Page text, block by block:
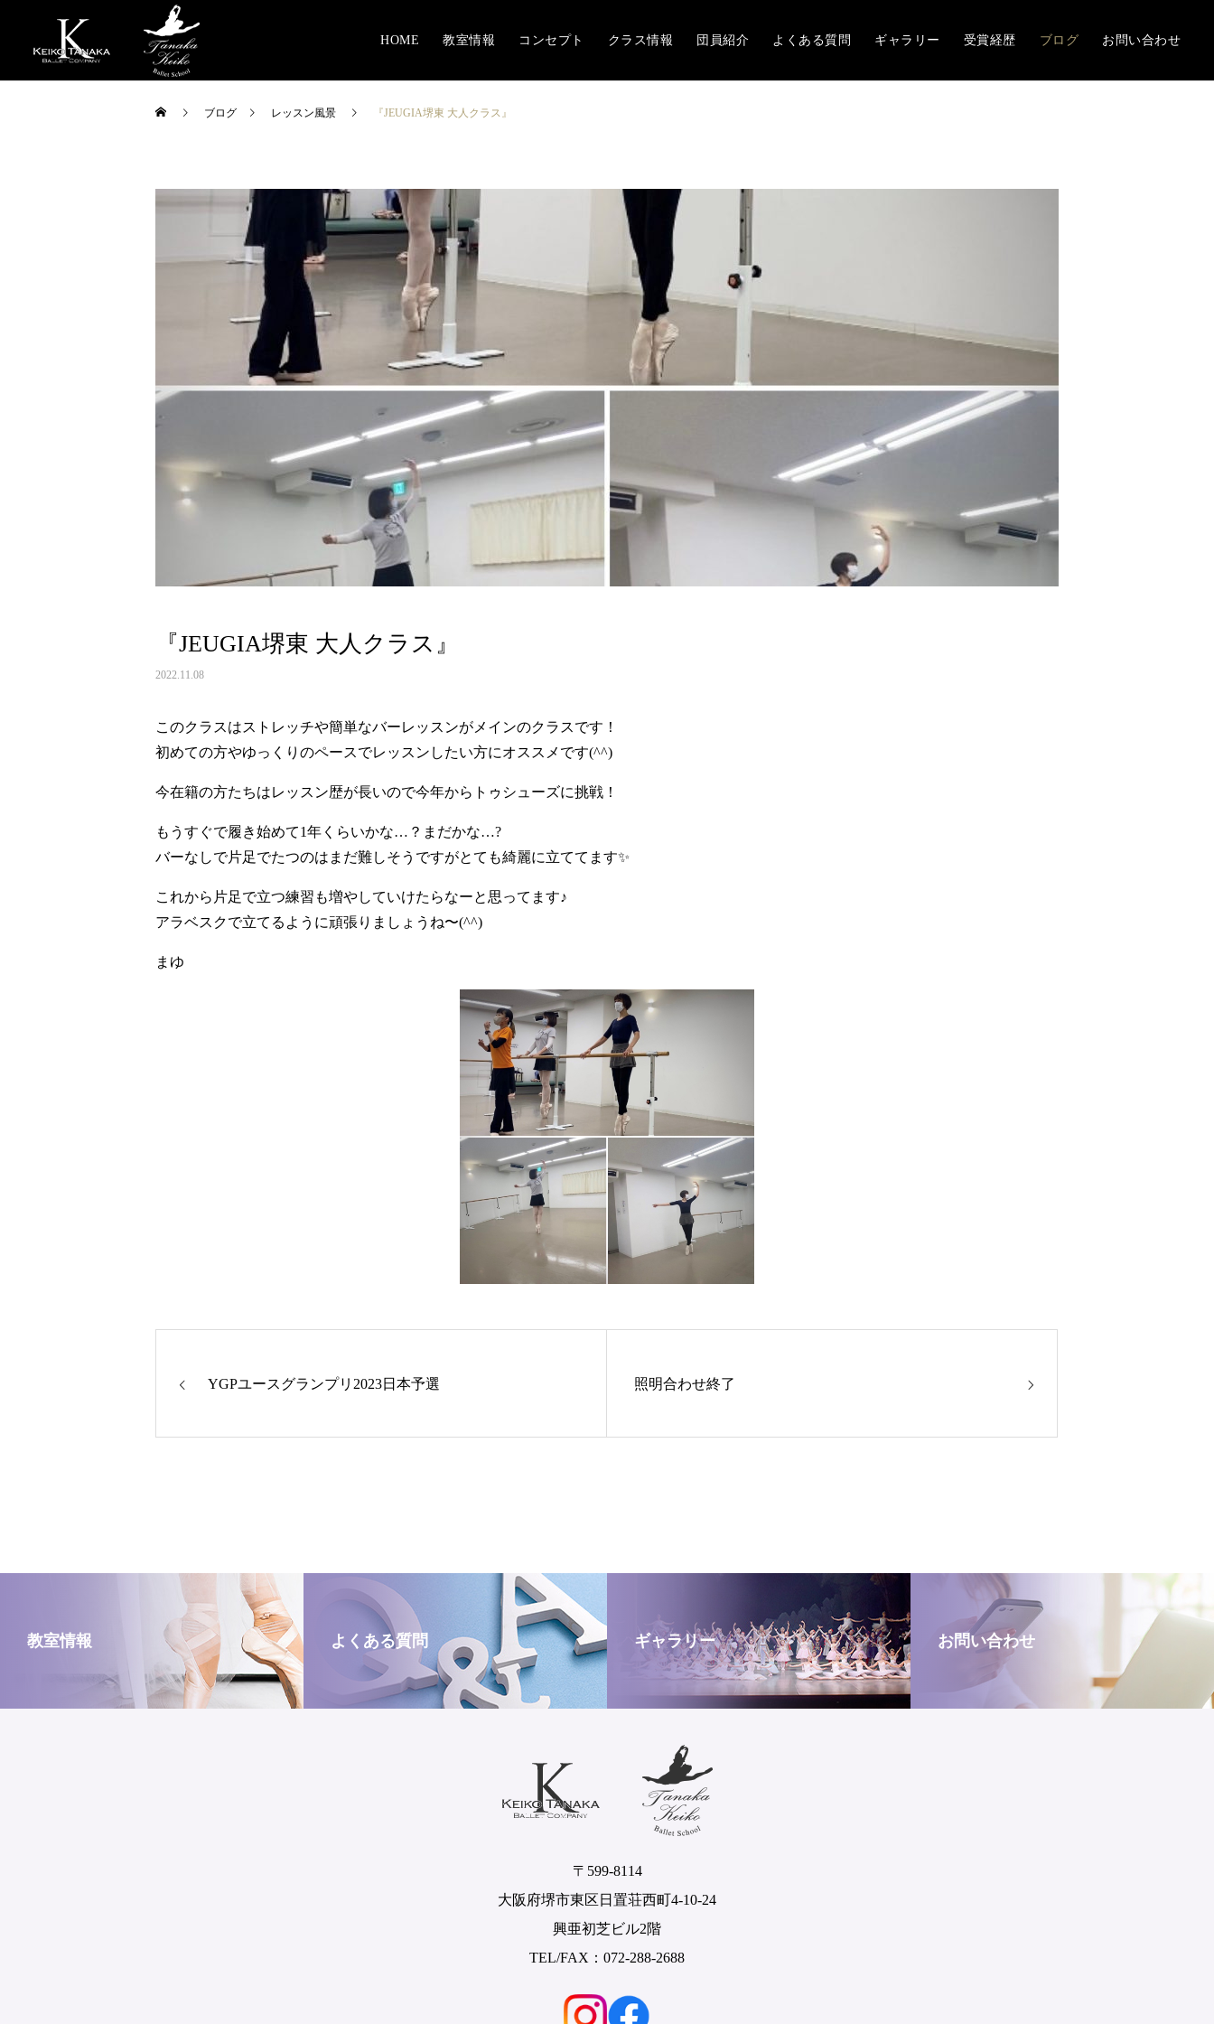
HOME 教室情報 コンセプト クラス情報 団員紹介 よくある質問 ギャラリー 受賞経歴 ブログ お問い合わせ
ブログ レッスン風景 『JEUGIA堺東 大人クラス』
『JEUGIA堺東 大人クラス』
2022.11.08
このクラスはストレッチや簡単なバーレッスンがメインのクラスです！
初めての方やゆっくりのペースでレッスンしたい方にオススメです(^^)
今在籍の方たちはレッスン歴が長いので今年からトゥシューズに挑戦！
もうすぐで履き始めて1年くらいかな…？まだかな…?
バーなしで片足でたつのはまだ難しそうですがとても綺麗に立ててます✨
これから片足で立つ練習も増やしていけたらなーと思ってます♪
アラベスクで立てるように頑張りましょうね〜(^^)
まゆ
YGPユースグランプリ2023日本予選 照明合わせ終了
教室情報 よくある質問 ギャラリー お問い合わせ
〒599-8114
大阪府堺市東区日置荘西町4-10-24
興亜初芝ビル2階
TEL/FAX：072-288-2688